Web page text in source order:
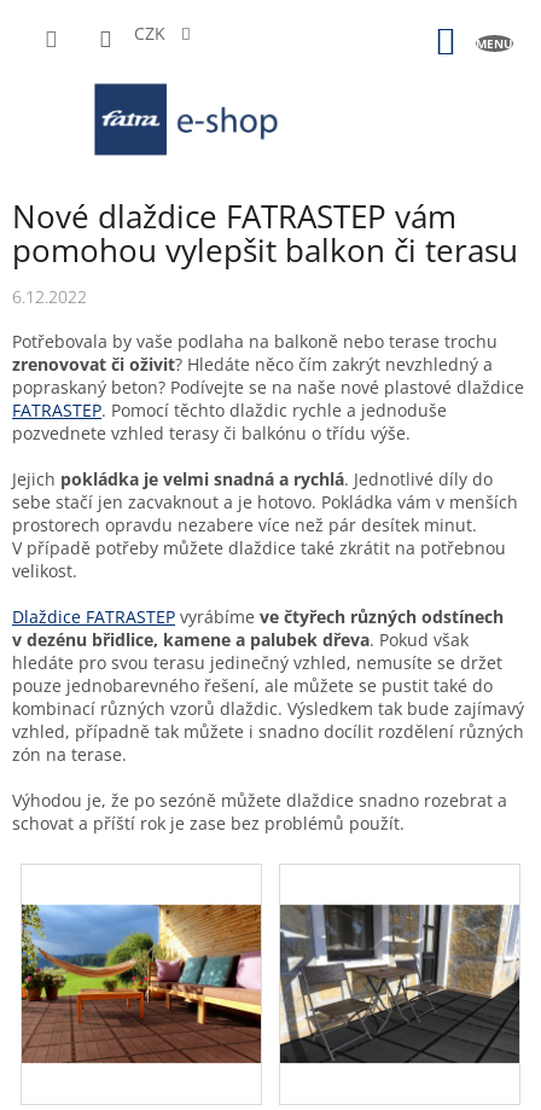
CZK
Nové dlaždice FATRASTEP vám
pomohou vylepšit balkon či terasu
6.12.2022
Potřebovala by vaše podlaha na balkoně nebo terase trochu
zrenovovat či oživit? Hledáte něco čím zakrýt nevzhledný a
popraskaný beton? Podívejte se na naše nové plastové dlaždice
FATRASTEP. Pomocí těchto dlaždic rychle a jednoduše
pozvednete vzhled terasy či balkónu o třídu výše.
Jejich pokládka je velmi snadná a rychlá. Jednotlivé díly do
sebe stačí jen zacvaknout a je hotovo. Pokládka vám v menších
prostorech opravdu nezabere více než pár desítek minut.
V případě potřeby můžete dlaždice také zkrátit na potřebnou
velikost.
Dlaždice FATRASTEP vyrábíme ve čtyřech různých odstínech
v dezénu břidlice, kamene a palubek dřeva. Pokud však
hledáte pro svou terasu jedinečný vzhled, nemusíte se držet
pouze jednobarevného řešení, ale můžete se pustit také do
kombinací různých vzorů dlaždic. Výsledkem tak bude zajímavý
vzhled, případně tak můžete i snadno docílit rozdělení různých
zón na terase.
Výhodou je, že po sezóně můžete dlaždice snadno rozebrat a
schovat a příští rok je zase bez problémů použít.